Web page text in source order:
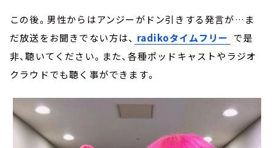
この後。男性からはアンジーがドン引きする発言が…ま
だ放送をお聞きでない方は、 radikoタイムフリー で是
非、聴いてください。また、各種ポッドキャストやラジオ
クラウドでも聴く事ができます。